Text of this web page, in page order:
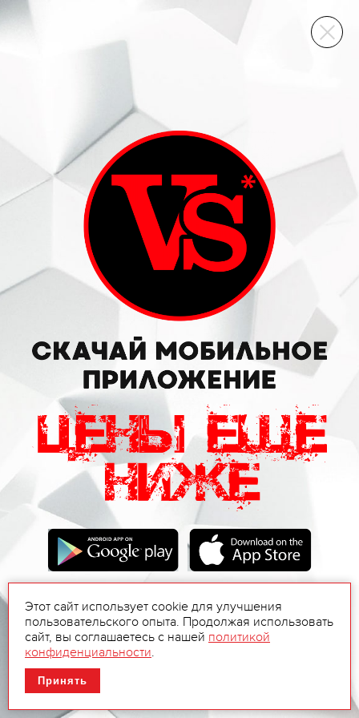
ВИННЫЙ СКЛАД
Этот сайт использует cookie для улучшения
пользовательского опыта. Продолжая использовать
сайт, вы соглашаетесь с нашей политикой
конфиденциальности.
Принять